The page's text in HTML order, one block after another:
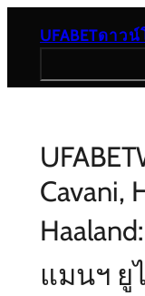
content
UFABETดาว
Cavani,
แมนฯ ยู